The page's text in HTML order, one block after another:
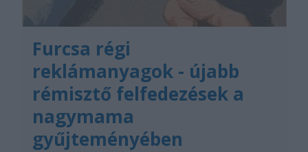
Furcsa régi
reklámanyagok - újabb
rémisztő felfedezések a
nagymama
gyűjteményében